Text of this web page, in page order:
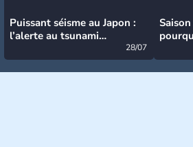
Puissant séisme au Japon :
l’alerte au tsunami
28/07